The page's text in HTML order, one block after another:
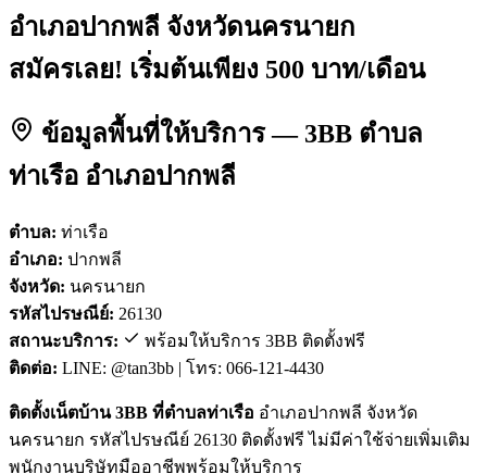
อำเภอปากพลี จังหวัดนครนายก
สมัครเลย! เริ่มต้นเพียง 500 บาท/เดือน
ข้อมูลพื้นที่ให้บริการ — 3BB ตำบล
ท่าเรือ อำเภอปากพลี
ตำบล: ท่าเรือ
อำเภอ: ปากพลี
จังหวัด: นครนายก
รหัสไปรษณีย์: 26130
สถานะบริการ:
พร้อมให้บริการ 3BB ติดตั้งฟรี
ติดต่อ: LINE: @tan3bb | โทร: 066-121-4430
ติดตั้งเน็ตบ้าน 3BB ที่ตำบลท่าเรือ อำเภอปากพลี จังหวัด
นครนายก รหัสไปรษณีย์ 26130 ติดตั้งฟรี ไม่มีค่าใช้จ่ายเพิ่มเติม
พนักงานบริษัทมืออาชีพพร้อมให้บริการ